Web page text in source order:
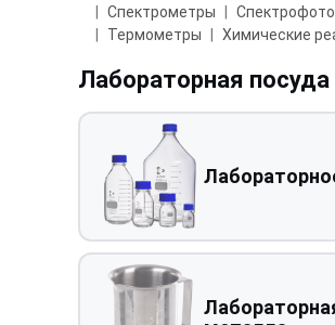
Спектрометры
Термометры
Химические
Лабораторная посуда